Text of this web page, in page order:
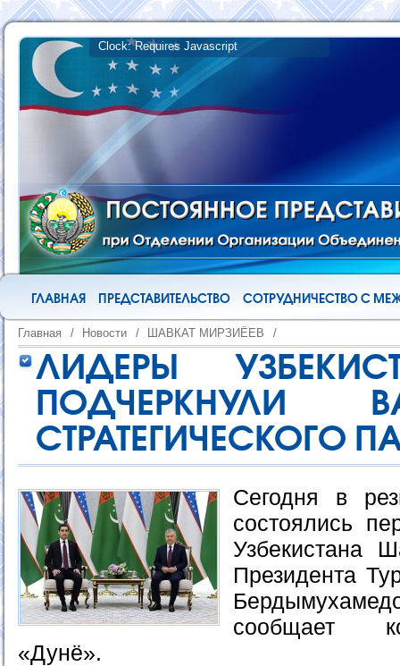
ГЛАВНАЯ ПРЕДСТАВИТЕЛЬСТВО СОТРУДНИЧЕСТВО С
Главная / Новости / ШАВКАТ МИРЗИЁЕВ /
ЛИДЕРЫ
ПОДЧЕРКНУЛИ
СТРАТЕГИЧЕСКОГО
Сегодня в
состоялись
Узбекистана
Президента
сообщает
«Дунё».